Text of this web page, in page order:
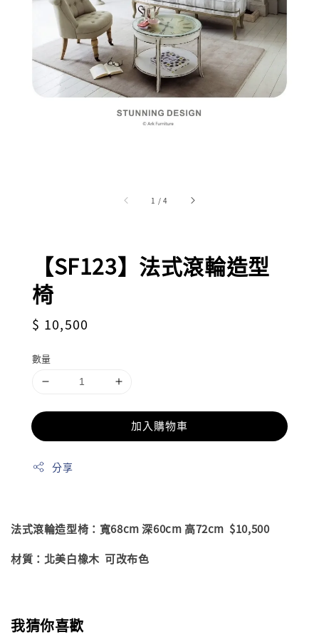
1 /4
【SF123】法式滾輪造型
椅
Regular
$ 10,500
數量
加入購物車
分享
法式滾輪造型椅：寬68cm 深60cm 高72cm $10,500
材質：北美白橡木 可改布色
我猜你喜歡